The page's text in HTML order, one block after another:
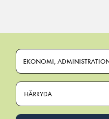
EKONOMI,
HÄRRYDA